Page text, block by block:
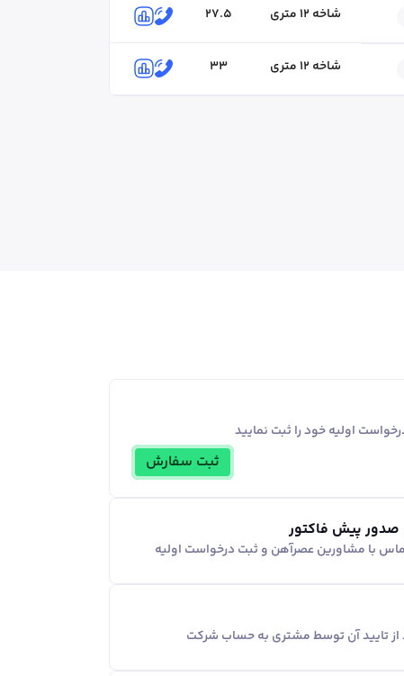
شاخه ۱۲ متری 27.5
شاخه ۱۲ متری 33
اولیه خود را ثبت نمایید
ثبت سفارش
پیش فاکتور
با مشاورین عصر‌آهن و ثبت درخواست اولیه
از تایید آن توسط مشتری به حساب شرکت